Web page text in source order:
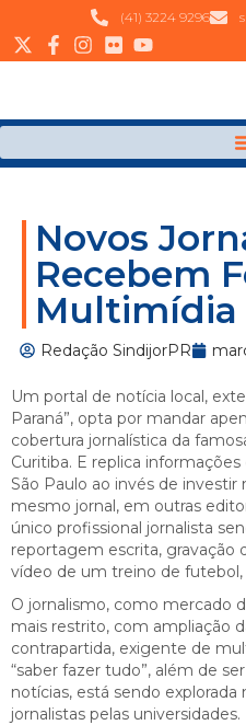
(41) 3224 9296
Novos
Recebem
Multimídia
Redação SindijorPR
Um portal de notícia local,
Paraná”, opta por mandar
cobertura jornalística da
Curitiba. E replica
São Paulo ao invés de investir
mesmo jornal, em outras
único profissional jornalista
reportagem escrita, gravação
vídeo de um treino de futebol,
O jornalismo, como mercado
mais restrito, com ampliação
contrapartida, exigente de
“saber fazer tudo”, além de
notícias, está sendo
jornalistas pelas universidades.